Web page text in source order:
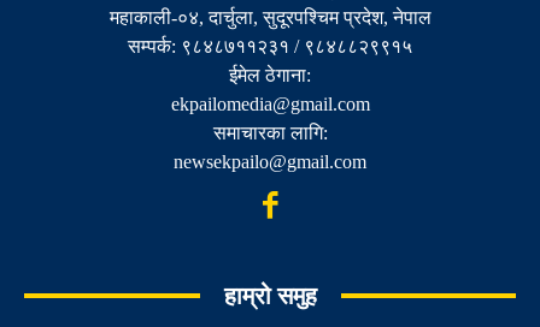
महाकाली-०४, दार्चुला, सुदूरपश्चिम प्रदेश, नेपाल
सम्पर्क: ९८४८७११२३१ / ९८४८८२९९१५
ईमेल ठेगाना:
ekpailomedia@gmail.com
समाचारका लागि:
newsekpailo@gmail.com
हाम्रो समुह